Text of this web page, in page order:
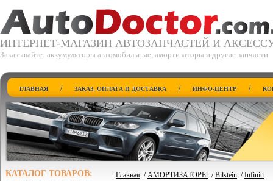
ИНТЕРНЕТ-МАГАЗИН АВТОЗАПЧАСТЕЙ И
Заказывайте: аккумуляторы автомобильные, амортизаторы и другие запчасти
ГЛАВНАЯ / ЗАКАЗ, ОПЛАТА И ДОСТАВКА / ИНФО-ЦЕНТР /
КАТАЛОГ ТОВАРОВ:
Главная /АМОРТИЗАТОРЫ /Bilstein /Infiniti